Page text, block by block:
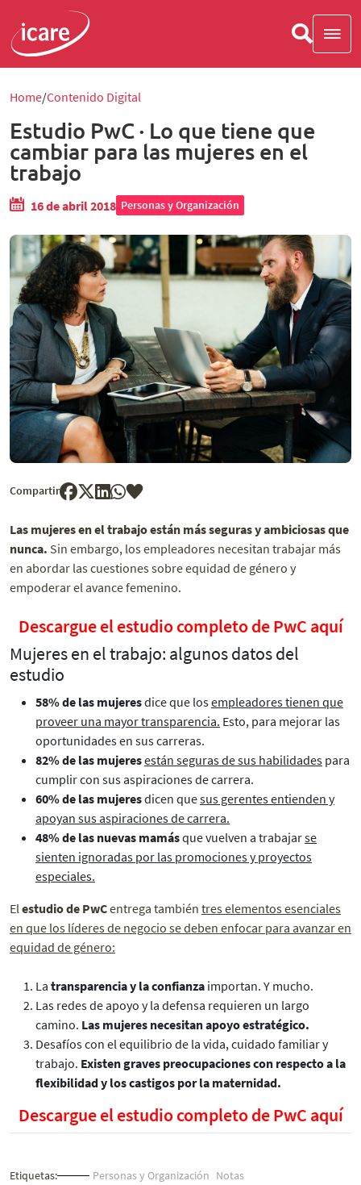
Home Contenido Digital
Estudio PwC · Lo que tiene que
cambiar para las mujeres en el
trabajo
16 de abril 2018 Personas y Organización
Compartir
Las mujeres en el trabajo están más seguras y ambiciosas que
nunca. Sin embargo, los empleadores necesitan trabajar más
en abordar las cuestiones sobre equidad de género y
empoderar el avance femenino.
Descargue el estudio completo de PwC aquí
Mujeres en el trabajo: algunos datos del
estudio
58% de las mujeresdice que losempleadores tienen que
proveer una mayor transparencia. Esto, para mejorar las
oportunidades en sus carreras.
82% de las mujeresestán seguras de sus habilidades para
cumplir con sus aspiraciones de carrera.
60% de las mujeresdicen quesus gerentes entienden y
apoyan sus aspiraciones de carrera.
48% de las nuevas mamásque vuelven a trabajarse
sienten ignoradas por las promociones y proyectos
especiales.
El estudio de PwCentrega también tres elementos esenciales
en que los líderes de negocio se deben enfocar para avanzar en
equidad de género:
La transparencia y la confianza importan. Y mucho.
Las redes de apoyo y la defensa requieren un largo
camino. Las mujeres necesitan apoyo estratégico.
Desafíos con el equilibrio de la vida, cuidado familiar y
trabajo. Existen graves preocupaciones con respecto a la
flexibilidad y los castigos por la maternidad.
Descargue el estudio completo de PwC aquí
Etiquetas: Personas y Organización Notas